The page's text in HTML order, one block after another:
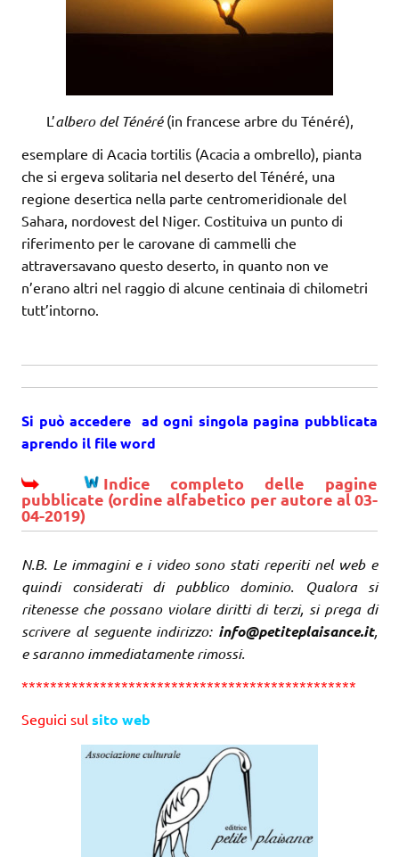
L’albero del Ténéré(in francese arbre du Ténéré),
esemplare di Acacia tortilis (Acacia a ombrello), pianta
che si ergeva solitaria nel deserto del Ténéré, una
regione desertica nella parte centromeridionale del
Sahara, nordovest del Niger. Costituiva un punto di
riferimento per le carovane di cammelli che
attraversavano questo deserto, in quanto non ve
n’erano altri nel raggio di alcune centinaia di chilometri
tutt’intorno.
Si può accedere ad ogni singola pagina pubblicata
aprendo il file word
Indice completo delle pagine
pubblicate (ordine alfabetico per autore al 03-
04-2019)
N.B. Le immagini e i video sono stati reperiti nel web e
quindi considerati di pubblico dominio. Qualora si
ritenesse che possano violare diritti di terzi, si prega di
scrivere al seguente indirizzo: info@petiteplaisance.it,
e saranno immediatamente rimossi.
***********************************************
Seguici sul sito web